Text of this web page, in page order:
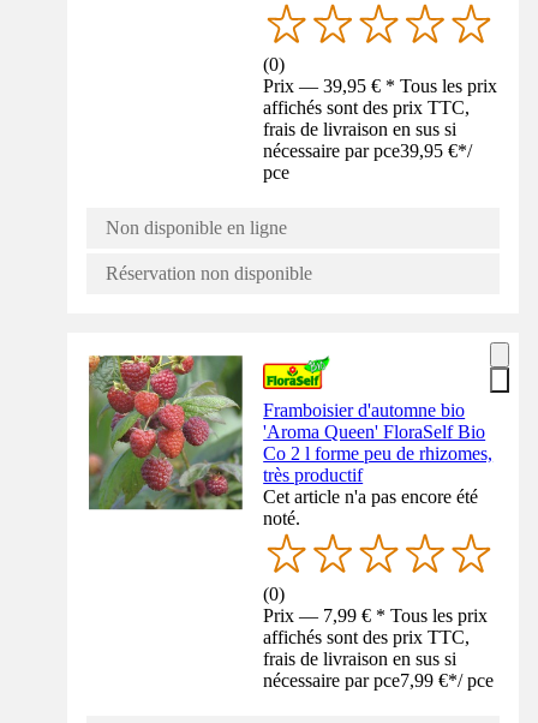
(0)
Prix — 39,95 € * Tous les prix
affichés sont des prix TTC,
frais de livraison en sus si
nécessaire par pce39,95 €*/
pce
Non disponible en ligne
Réservation non disponible
Framboisier d'automne bio
'Aroma Queen' FloraSelf Bio
Co 2 l forme peu de rhizomes,
très productif
Cet article n'a pas encore été
noté.
(0)
Prix — 7,99 € * Tous les prix
affichés sont des prix TTC,
frais de livraison en sus si
nécessaire par pce7,99 €*/ pce